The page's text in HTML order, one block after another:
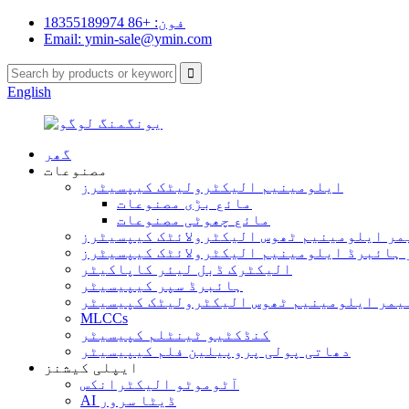
فون: +86 18355189974
Email: ymin-sale@ymin.com
English
گھر
مصنوعات
ایلومینیم الیکٹرولیٹک کیپسیٹرز
مائع بڑی مصنوعات
مائع چھوٹی مصنوعات
ایلومینیم ٹھوس الیکٹرولائٹک کیپسیٹرز
ہائبرڈ ایلومینیم الیکٹرولائٹک کیپسیٹرز
الیکٹرک ڈبل لیئر کاپاکیٹر
ہائبرڈ سپر کیپیسیٹر
ایلومینیم ٹھوس الیکٹرولیٹک کپیسیٹر
MLCCs
کنڈکٹیو ٹینٹلم کپیسیٹر
دھاتی پولی پروپیلین فلم کیپیسیٹر
ایپلی کیشنز
آٹوموٹو الیکٹرانکس
AI ڈیٹا سرور